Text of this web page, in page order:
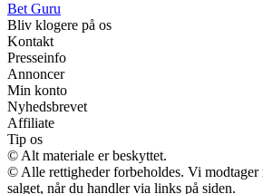
Bet Guru
Bliv klogere på os
Kontakt
Presseinfo
Annoncer
Min konto
Nyhedsbrevet
Affiliate
Tip os
© Alt materiale er beskyttet.
© Alle rettigheder forbeholdes. Vi modtager
salget, når du handler via links på siden.